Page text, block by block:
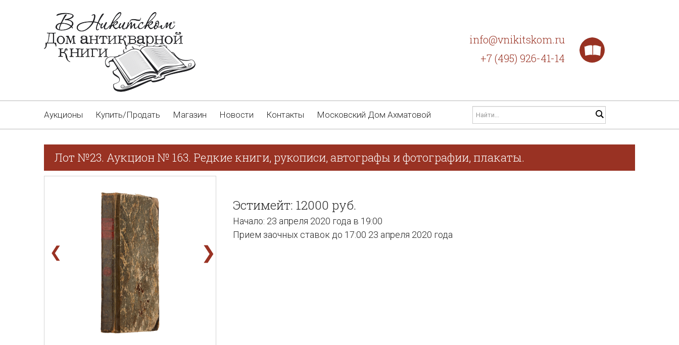
info@vnikitskom.ru
+7 (495) 926-41-14
Аукционы Купить/Продать Магазин Новости Контакты Московский Дом Ахматовой
Лот №23. Аукцион № 163. Редкие книги, рукописи, автографы и фотографии, плакаты.
❮ ❯
Эстимейт: 12000 руб.
Начало: 23 апреля 2020 года в 19:00
Прием заочных ставок до 17:00 23 апреля 2020 года